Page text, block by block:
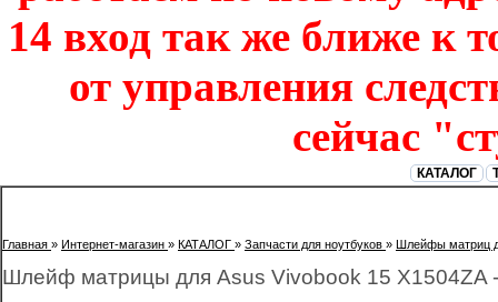
14 вход так же ближе к
от управления
сейчас
КАТАЛОГ
Главная » Интернет-магазин » КАТАЛОГ » Запчасти для ноутбуков » Шлейфы матриц
Шлейф матрицы для Asus Vivobook 15 X1504ZA